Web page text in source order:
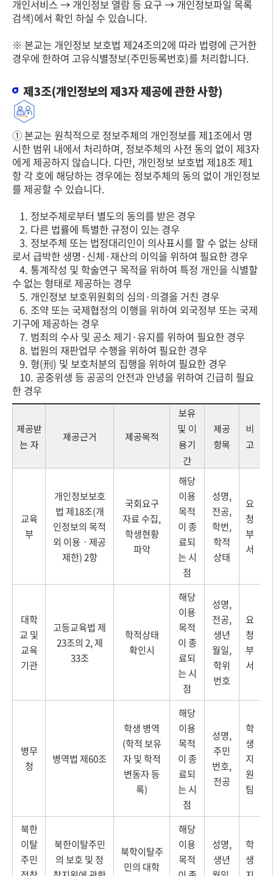
개인서비스 → 개인정보 열람 등 요구 → 개인정보파일 목록
검색)에서 확인 하실 수 있습니다.
※ 본교는 개인정보 보호법 제24조의2에 따라 법령에 근거한
경우에 한하여 고유식별정보(주민등록번호)를 처리합니다.
제3조(개인정보의 제3자 제공에 관한 사항)
① 본교는 원칙적으로 정보주체의 개인정보를 제1조에서 명
시한 범위 내에서 처리하며, 정보주체의 사전 동의 없이 제3자
에게 제공하지 않습니다. 다만, 개인정보 보호법 제18조 제1
항 각 호에 해당하는 경우에는 정보주체의 동의 없이 개인정보
를 제공할 수 있습니다.
1. 정보주체로부터 별도의 동의를 받은 경우
2. 다른 법률에 특별한 규정이 있는 경우
3. 정보주체 또는 법정대리인이 의사표시를 할 수 없는 상태
로서 급박한 생명·신체·재산의 이익을 위하여 필요한 경우
4. 통계작성 및 학술연구 목적을 위하여 특정 개인을 식별할
수 없는 형태로 제공하는 경우
5. 개인정보 보호위원회의 심의·의결을 거친 경우
6. 조약 또는 국제협정의 이행을 위하여 외국정부 또는 국제
기구에 제공하는 경우
7. 범죄의 수사 및 공소 제기·유지를 위하여 필요한 경우
8. 법원의 재판업무 수행을 위하여 필요한 경우
9. 형(刑) 및 보호처분의 집행을 위하여 필요한 경우
10. 공중위생 등 공공의 안전과 안녕을 위하여 긴급히 필요
한 경우
제공받
는 자
제공근거 제공목적
보유
및 이
용기
간
제공
항목
비
고
교육
부
개인정보보호
법 제18조(개
인정보의 목적
외 이용ㆍ제공
제한) 2항
국회요구
자료 수집,
학생현황
파악
해당
이용
목적
이 종
료되
는 시
점
성명,
전공,
학번,
학적
상태
요
청
부
서
대학
교 및
교육
기관
고등교육법 제
23조의 2, 제
33조
학적상태
확인시
해당
이용
목적
이 종
료되
는 시
점
성명,
전공,
생년
월일,
학위
번호
요
청
부
서
병무
청
병역법 제60조
학생 병역
(학적 보유
자 및 학적
변동자 등
록)
해당
이용
목적
이 종
료되
는 시
점
성명,
주민
번호,
전공
학
생
지
원
팀
북한
이탈
주민
북한이탈주민
의 보호 및 정
북학이탈주
민의 대학
해당
이용
목적
성명,
생년
학
생